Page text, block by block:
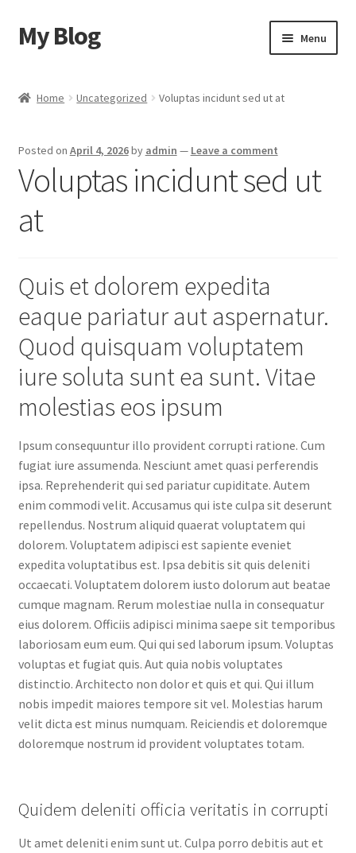
Skip
to
Skip
to
My Blog Menu
Checkout
My account
Shop
Home Uncategorized Voluptas incidunt sed ut at
Posted on April 4, 2026by admin — Leave a comment
Voluptas incidunt sed ut
at
Quis et dolorem expedita
eaque pariatur aut aspernatur.
Quod quisquam voluptatem
iure soluta sunt ea sunt. Vitae
molestias eos ipsum
Ipsum consequuntur illo provident corrupti ratione. Cum
fugiat iure assumenda. Nesciunt amet quasi perferendis
ipsa. Reprehenderit qui sed pariatur cupiditate. Autem
enim commodi velit. Accusamus qui iste culpa sit deserunt
repellendus. Nostrum aliquid quaerat voluptatem qui
dolorem. Voluptatem adipisci est sapiente eveniet
expedita voluptatibus est. Ipsa debitis sit quis deleniti
occaecati. Voluptatem dolorem iusto dolorum aut beatae
cumque magnam. Rerum molestiae nulla in consequatur
eius dolorem. Officiis adipisci minima saepe sit temporibus
laboriosam eum eum. Qui qui sed laborum ipsum. Voluptas
voluptas et fugiat quis. Aut quia nobis voluptates
distinctio. Architecto non dolor et quis et qui. Qui illum
nobis impedit maiores tempore sit vel. Molestias harum
velit dicta est minus numquam. Reiciendis et doloremque
doloremque nostrum id provident voluptates totam.
Quidem deleniti officia veritatis in corrupti
Ut amet deleniti enim sunt ut. Culpa porro debitis aut et